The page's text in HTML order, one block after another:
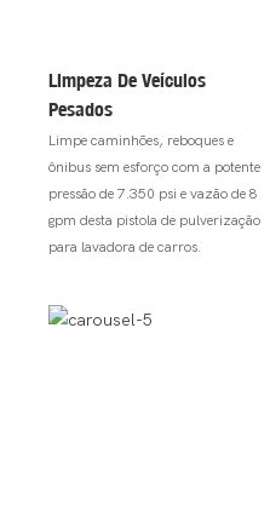
Limpeza De Veículos
Pesados
Limpe caminhões, reboques e
ônibus sem esforço com a potente
pressão de 7.350 psi e vazão de 8
gpm desta pistola de pulverização
para lavadora de carros.